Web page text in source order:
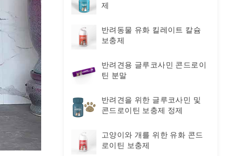
제
반려동물 유화 킬레이트 칼슘
보충제
반려견용 글루코사민 콘드로이
틴 분말
반려견을 위한 글루코사민 및
콘드로이틴 보충제 정제
고양이와 개를 위한 유화 콘드
로이틴 보충제